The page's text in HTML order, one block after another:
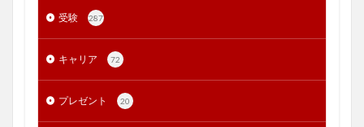
受験 287
キャリア 72
プレゼント 20